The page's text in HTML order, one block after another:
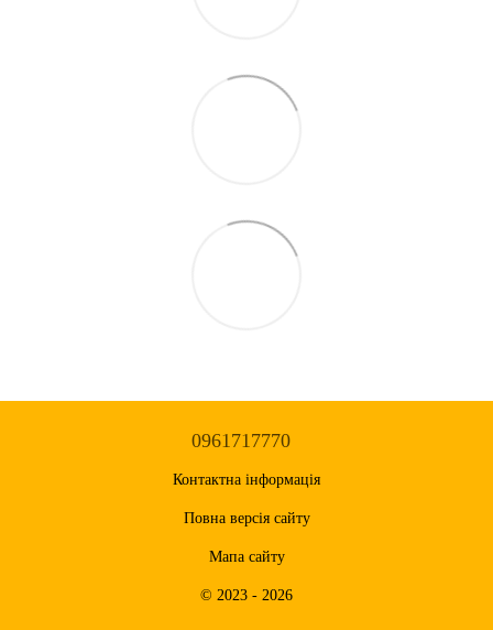
0961717770
Контактна інформація
Повна версія сайту
Мапа сайту
© 2023 - 2026